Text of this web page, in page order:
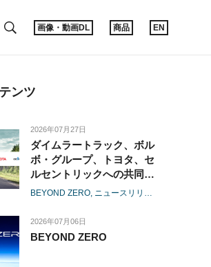
SEARCH画像・動画DL 商品 EN
ンツ
2026年07月27日
ダイムラートラック、ボル
ボ・グループ、トヨタ、セ
ルセントリックへの共同参
画に向けて出資契約を締結
における協業が進展-
BEYOND ZERO ニュースリリース
2026年07月06日
BEYOND ZERO